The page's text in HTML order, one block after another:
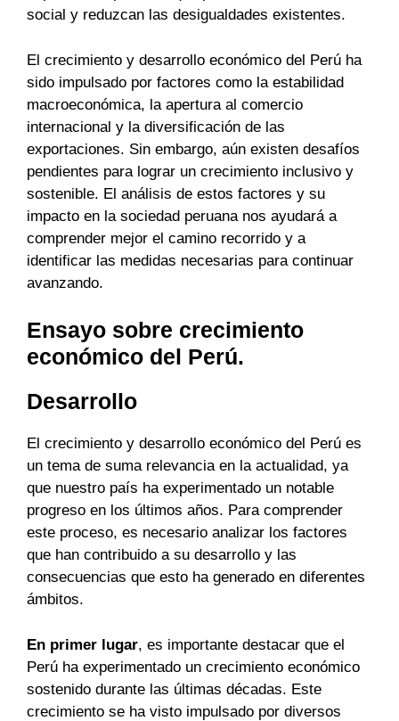
social y reduzcan las desigualdades existentes.
El crecimiento y desarrollo económico del Perú ha
sido impulsado por factores como la estabilidad
macroeconómica, la apertura al comercio
internacional y la diversificación de las
exportaciones. Sin embargo, aún existen desafíos
pendientes para lograr un crecimiento inclusivo y
sostenible. El análisis de estos factores y su
impacto en la sociedad peruana nos ayudará a
comprender mejor el camino recorrido y a
identificar las medidas necesarias para continuar
avanzando.
Ensayo sobre crecimiento
económico del Perú.
Desarrollo
El crecimiento y desarrollo económico del Perú es
un tema de suma relevancia en la actualidad, ya
que nuestro país ha experimentado un notable
progreso en los últimos años. Para comprender
este proceso, es necesario analizar los factores
que han contribuido a su desarrollo y las
consecuencias que esto ha generado en diferentes
ámbitos.
En primer lugar, es importante destacar que el
Perú ha experimentado un crecimiento económico
sostenido durante las últimas décadas. Este
crecimiento se ha visto impulsado por diversos